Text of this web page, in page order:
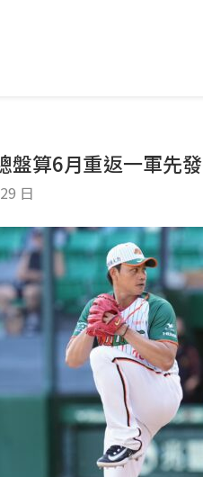
算6月重返一軍先發
日